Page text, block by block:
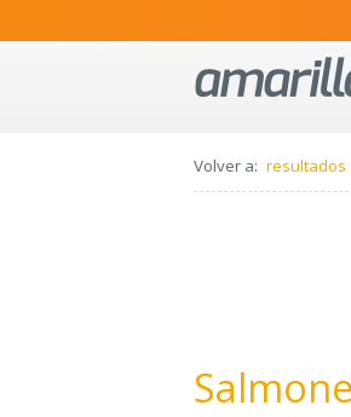
Volver a: resultados